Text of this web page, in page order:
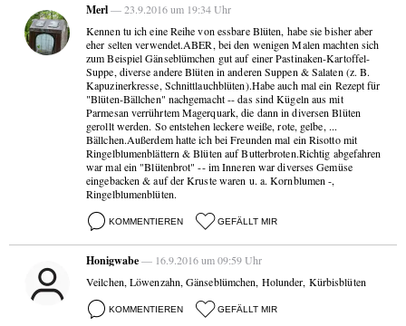
Merl— 23.9.2016 um 19:34 Uhr
Kennen tu ich eine Reihe von essbare Blüten, habe sie bisher aber
eher selten verwendet.ABER, bei den wenigen Malen machten sich
zum Beispiel Gänseblümchen gut auf einer Pastinaken-Kartoffel-
Suppe, diverse andere Blüten in anderen Suppen & Salaten (z. B.
Kapuzinerkresse, Schnittlauchblüten).Habe auch mal ein Rezept für
"Blüten-Bällchen" nachgemacht -- das sind Kügeln aus mit
Parmesan verrührtem Magerquark, die dann in diversen Blüten
gerollt werden. So entstehen leckere weiße, rote, gelbe, ...
Bällchen.Außerdem hatte ich bei Freunden mal ein Risotto mit
Ringelblumenblättern & Blüten auf Butterbroten.Richtig abgefahren
war mal ein "Blütenbrot" -- im Inneren war diverses Gemüse
eingebacken & auf der Kruste waren u. a. Kornblumen -,
Ringelblumenblüten.
KOMMENTIEREN GEFÄLLT MIR
Honigwabe— 16.9.2016 um 09:59 Uhr
Veilchen, Löwenzahn, Gänseblümchen, Holunder, Kürbisblüten
KOMMENTIEREN GEFÄLLT MIR